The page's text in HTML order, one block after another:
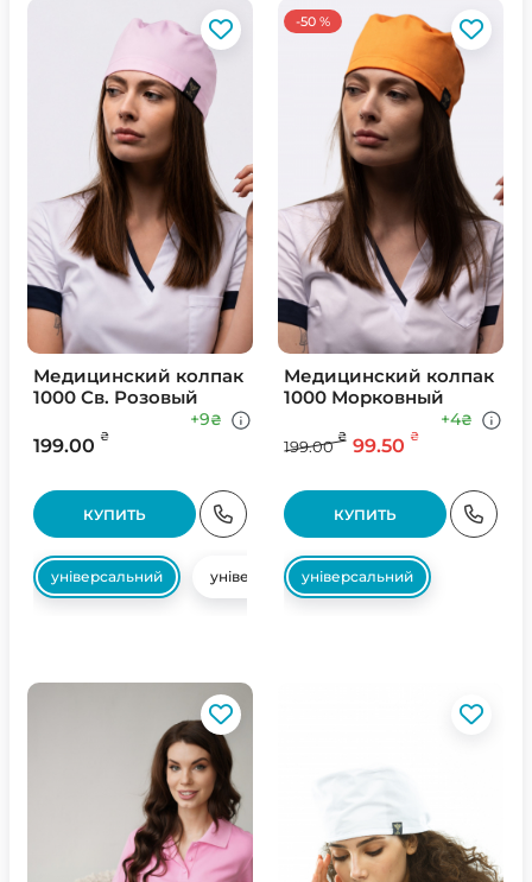
Медицинский колпак
1000 Св. Розовый
199.00 ₴
+9₴
КУПИТЬ
універсальний універсальний
-50 %
Медицинский колпак
1000 Морковный
199.00
₴ 99.50 ₴
+4₴
КУПИТЬ
універсальний